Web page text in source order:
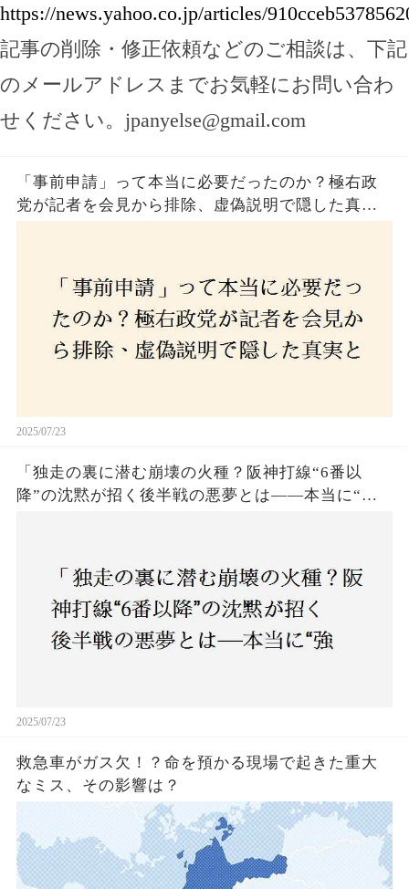
https://news.yahoo.co.jp/articles/
記事の削除・修正依頼などのご相談は、下記
のメールアドレスまでお気軽にお問い合わ
せください。 jpanyelse@gmail.com
「事前申請」って本当に必要だったのか？極右政
党が記者を会見から排除、虚偽説明で隠した真実
2025/07/23
「独走の裏に潜む崩壊の火種？阪神打線“6番以
降”の沈黙が招く後半戦の悪夢とは——本当に“強
2025/07/23
救急車がガス欠！？命を預かる現場で起きた重大
なミス、その影響は？